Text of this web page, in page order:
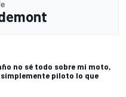
no sé todo sobre mi moto,
piloto lo que